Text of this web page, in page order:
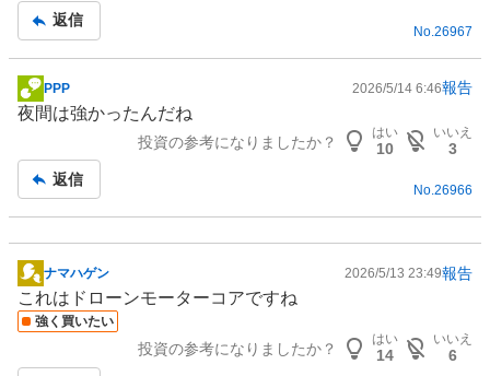
事
返信
No. 26967
掲
示
事
PPP 2026/5/14 6:46報告
夜間は強かったんだね
投資の参考になりましたか？
はい
10
いいえ
3
返信
No.26966
掲
示
板
ナマハゲン 2026/5/13 23:49報告
これは ドローンモーターコアですね
強く買いたい
投資の参考になりましたか？
はい
14
いいえ
6